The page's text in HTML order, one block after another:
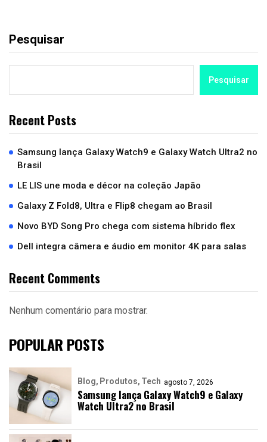
Pesquisar
Pesquisar
Recent Posts
Samsung lança Galaxy Watch9 e Galaxy Watch Ultra2 no
Brasil
LE LIS une moda e décor na coleção Japão
Galaxy Z Fold8, Ultra e Flip8 chegam ao Brasil
Novo BYD Song Pro chega com sistema híbrido flex
Dell integra câmera e áudio em monitor 4K para salas
Recent Comments
Nenhum comentário para mostrar.
POPULAR POSTS
Blog Produtos Tech agosto 7, 2026
Samsung lança Galaxy Watch9 e Galaxy
Watch Ultra2 no Brasil